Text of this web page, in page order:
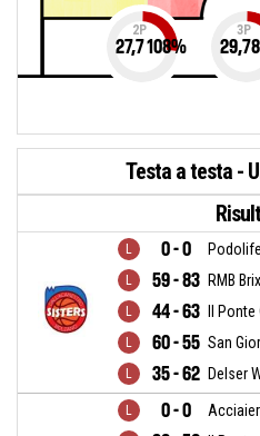
2P
27,7108%
3P
Testa a testa -
0 - 0
59 - 83 RMB
44 - 63 Il
60 - 55 San
35 - 62 Delser
0 - 0